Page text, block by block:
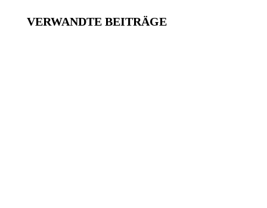
VERWANDTE BEITRÄGE